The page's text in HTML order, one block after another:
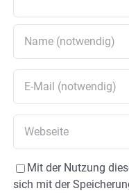
Mit der Nutzung
sich mit der